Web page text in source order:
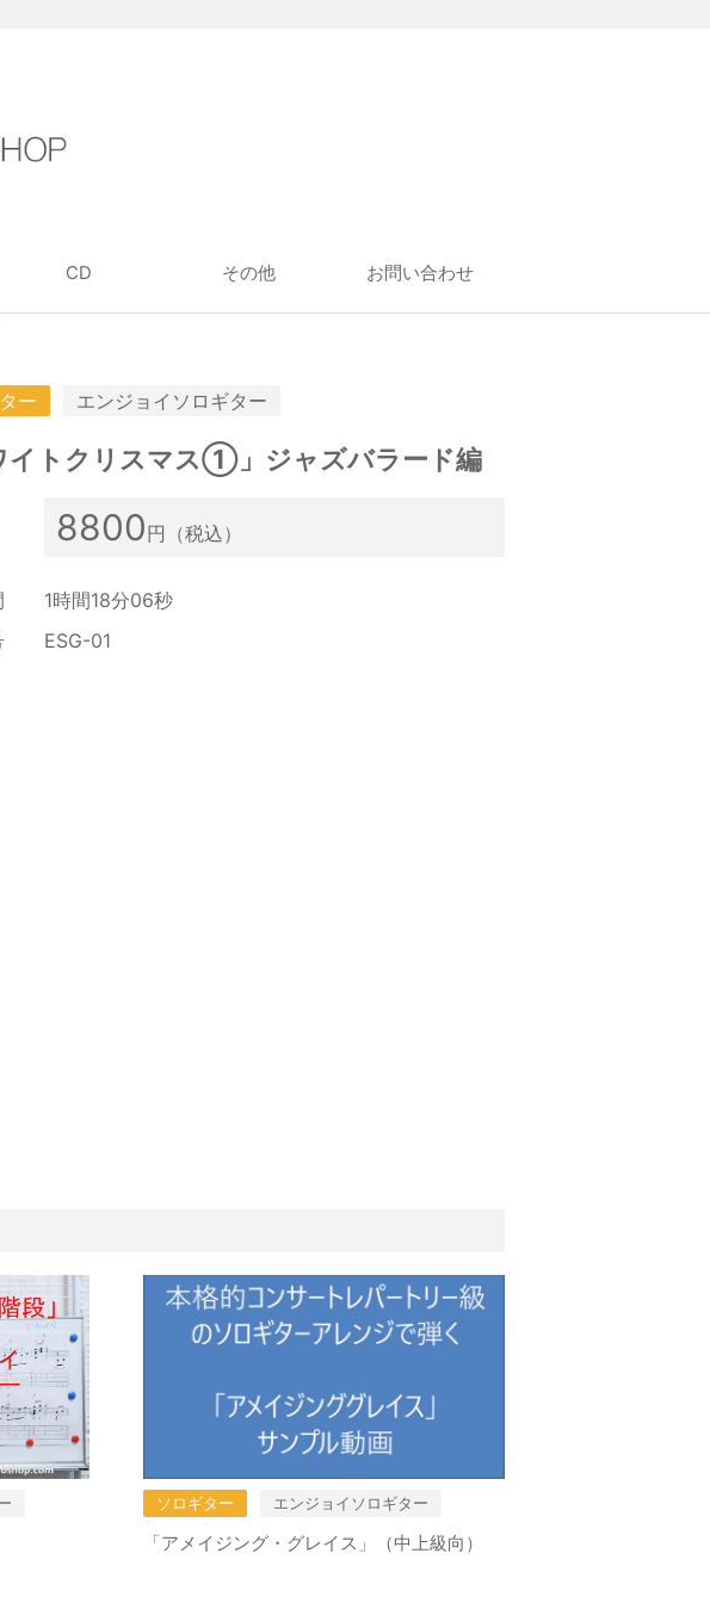
CD その他 お問い合わせ
ー エンジョイソロギター
イトクリスマス①」ジャズバラード編
8800円（税込）
1時間18分06秒
ESG-01
ソロギター エンジョイソロギター
「アメイジング・グレイス」（中上級向）